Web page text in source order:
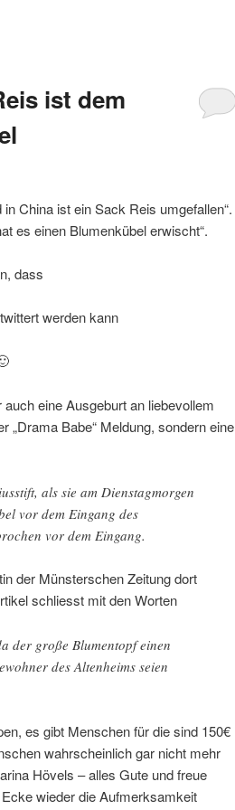
ist dem
China ist ein Sack Reis umgefallen“.
es einen Blumenkübel erwischt“.
dass
werden kann
auch eine Ausgeburt an liebevollem
„Drama Babe“ Meldung, sondern eine
als sie am Dienstagmorgen
vor dem Eingang des
vor dem Eingang.
der Münsterschen Zeitung dort
schliesst mit den Worten
der große Blumentopf einen
des Altenheims seien
es gibt Menschen für die sind 150€
wahrscheinlich gar nicht mehr
Hövels – alles Gute und freue
wieder die Aufmerksamkeit